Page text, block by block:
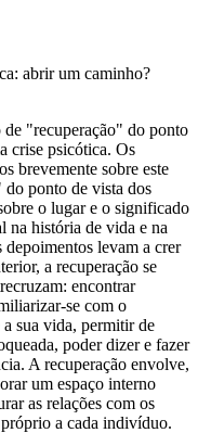
abrir um caminho?
"recuperação" do ponto
crise psicótica. Os
brevemente sobre este
do ponto de vista dos
o lugar e o significado
na história de vida e na
levam a crer
a recuperação se
encontrar
se com o
sua vida, permitir de
poder dizer e fazer
A recuperação envolve,
um espaço interno
as relações com os
a cada indivíduo.